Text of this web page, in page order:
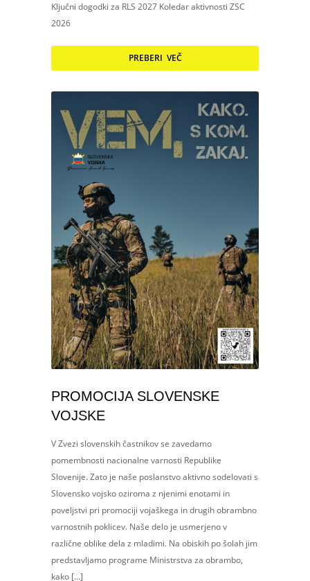
Ključni dogodki za RLS 2027 Koledar aktivnosti ZSC
2026
PREBERI VEČ
PROMOCIJA SLOVENSKE
VOJSKE
V Zvezi slovenskih častnikov se zavedamo
pomembnosti nacionalne varnosti Republike
Slovenije. Zato je naše poslanstvo aktivno sodelovati s
Slovensko vojsko oziroma z njenimi enotami in
poveljstvi pri promociji vojaškega in drugih obrambno
varnostnih poklicev. Naše delo je usmerjeno v
različne oblike dela z mladimi. Na obiskih po šolah jim
predstavljamo programe Ministrstva za obrambo,
kako […]